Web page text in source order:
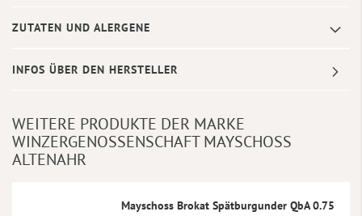
ZUTATEN UND ALERGENE
INFOS ÜBER DEN HERSTELLER
WEITERE PRODUKTE DER MARKE
WINZERGENOSSENSCHAFT MAYSCHOSS
ALTENAHR
Mayschoss Brokat Spätburgunder QbA 0.75